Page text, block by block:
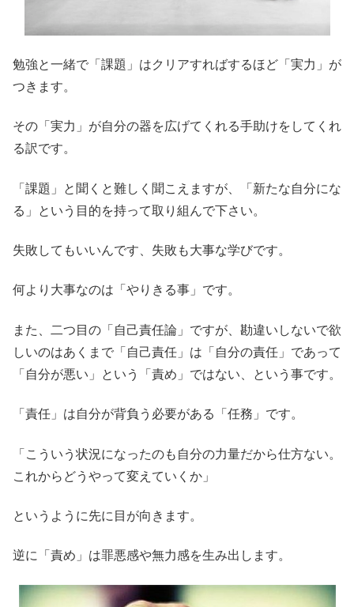
勉強と一緒で「課題」はクリアすればするほど「実力」が
つきます。
その「実力」が自分の器を広げてくれる手助けをしてくれ
る訳です。
「課題」と聞くと難しく聞こえますが、「新たな自分にな
る」という目的を持って取り組んで下さい。
失敗してもいいんです、失敗も大事な学びです。
何より大事なのは「やりきる事」です。
また、二つ目の「自己責任論」ですが、勘違いしないで欲
しいのはあくまで「自己責任」は「自分の責任」であって
「自分が悪い」という「責め」ではない、という事です。
「責任」は自分が背負う必要がある「任務」です。
「こういう状況になったのも自分の力量だから仕方ない。
これからどうやって変えていくか」
というように先に目が向きます。
逆に「責め」は罪悪感や無力感を生み出します。